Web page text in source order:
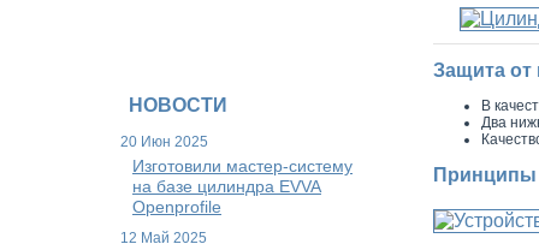
НОВОСТИ
20 Июн 2025
Изготовили мастер-систему
на базе цилиндра EVVA
Openprofile
12 Май 2025
Защита от
В
Два
Принципы